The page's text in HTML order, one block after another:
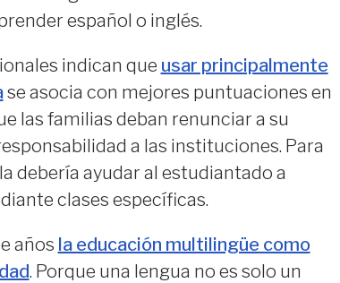
español o inglés.
indican que usar principalmente
se asocia con mejores puntuaciones en
las familias deban renunciar a su
a las instituciones. Para
debería ayudar al estudiantado a
clases específicas.
años la educación multilingüe como
. Porque una lengua no es solo un